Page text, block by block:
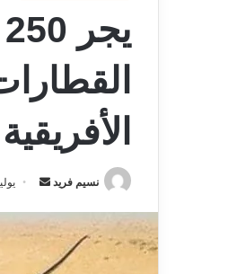
الأفريقية
نسيم فريد
س
يوليو 26,